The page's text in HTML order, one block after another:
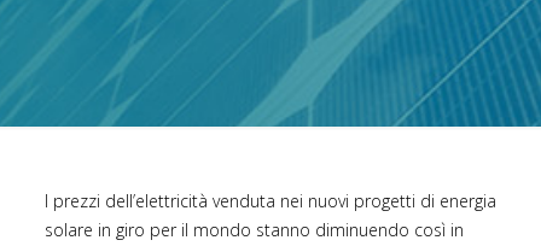
I prezzi dell’elettricità venduta nei nuovi progetti di energia
solare in giro per il mondo stanno diminuendo così in